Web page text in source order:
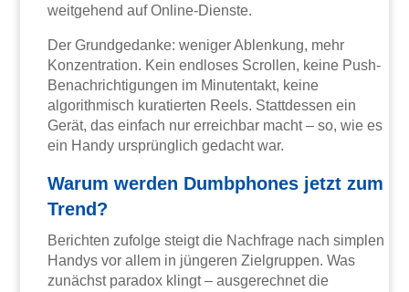
weitgehend auf Online-Dienste.
Der Grundgedanke: weniger Ablenkung, mehr
Konzentration. Kein endloses Scrollen, keine Push-
Benachrichtigungen im Minutentakt, keine
algorithmisch kuratierten Reels. Stattdessen ein
Gerät, das einfach nur erreichbar macht – so, wie es
ein Handy ursprünglich gedacht war.
Warum werden Dumbphones jetzt zum
Trend?
Berichten zufolge steigt die Nachfrage nach simplen
Handys vor allem in jüngeren Zielgruppen. Was
zunächst paradox klingt – ausgerechnet die